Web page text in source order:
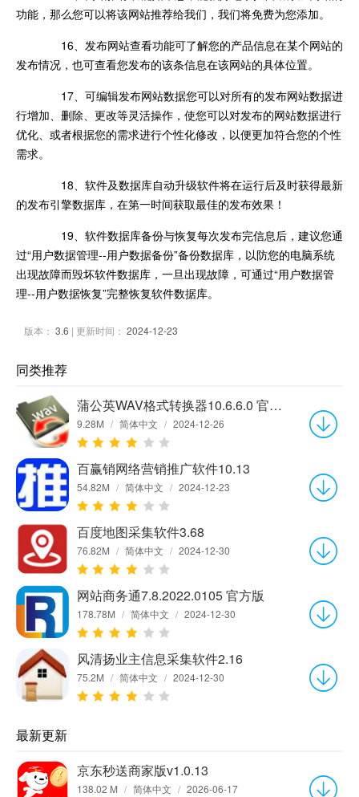
功能，那么您可以将该网站推荐给我们，我们将免费为您添加。
16、发布网站查看功能可了解您的产品信息在某个网站的
发布情况，也可查看您发布的该条信息在该网站的具体位置。
17、可编辑发布网站数据您可以对所有的发布网站数据进
行增加、删除、更改等灵活操作，使您可以对发布的网站数据进行
优化、或者根据您的需求进行个性化修改，以便更加符合您的个性
需求。
18、软件及数据库自动升级软件将在运行后及时获得最新
的发布引擎数据库，在第一时间获取最佳的发布效果！
19、软件数据库备份与恢复每次发布完信息后，建议您通
过“用户数据管理--用户数据备份”备份数据库，以防您的电脑系统
出现故障而毁坏软件数据库，一旦出现故障，可通过“用户数据管
理--用户数据恢复”完整恢复软件数据库。
版本： 3.6 | 更新时间： 2024-12-23
同类推荐
蒲公英WAV格式转换器10.6.6.0 官方版
9.28M / 简体中文 / 2024-12-26
百赢销网络营销推广软件10.13
54.82M / 简体中文 / 2024-12-23
百度地图采集软件3.68
76.82M / 简体中文 / 2024-12-30
网站商务通7.8.2022.0105 官方版
178.78M / 简体中文 / 2024-12-30
风清扬业主信息采集软件2.16
75.2M / 简体中文 / 2024-12-30
最新更新
京东秒送商家版v1.0.13
138.02 M / 简体中文 / 2026-06-17